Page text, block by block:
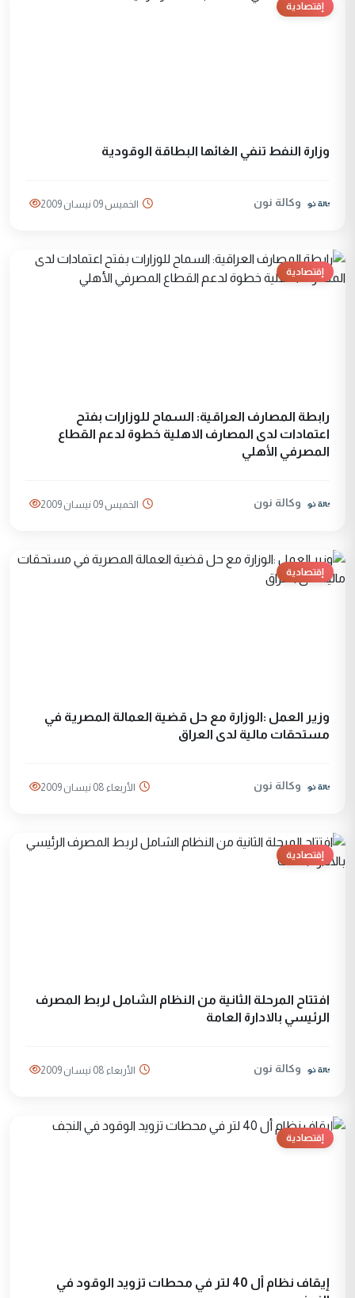
إقتصادية
وزارة النفط تنفي الغائها البطاقة الوقودية
وكالة نون الخميس 09 نيسان 2009
إقتصادية
رابطة المصارف العراقية: السماح للوزارات بفتح
اعتمادات لدى المصارف الاهلية خطوة لدعم القطاع
المصرفي الأهلي
وكالة نون الخميس 09 نيسان 2009
إقتصادية
وزير العمل :الوزارة مع حل قضية العمالة المصرية في
مستحقات مالية لدى العراق
وكالة نون الأربعاء 08 نيسان 2009
إقتصادية
افتتاح المرحلة الثانية من النظام الشامل لربط المصرف
الرئيسي بالادارة العامة
وكالة نون الأربعاء 08 نيسان 2009
إقتصادية
إيقاف نظام أل 40 لتر في محطات تزويد الوقود في